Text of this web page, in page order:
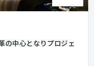
の中心となりプロジェ